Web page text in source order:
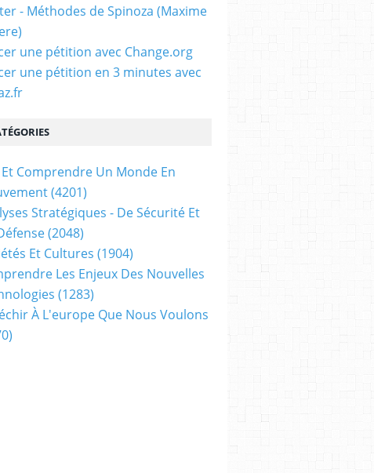
- Méthodes de Spinoza (Maxime
une pétition avec Change.org
une pétition en 3 minutes avec
Comprendre Un Monde En
(4201)
Stratégiques - De Sécurité Et
(2048)
Et Cultures (1904)
Les Enjeux Des Nouvelles
(1283)
À L'europe Que Nous Voulons